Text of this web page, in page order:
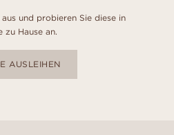
und probieren Sie diese in
zu Hause an.
AUSLEIHEN